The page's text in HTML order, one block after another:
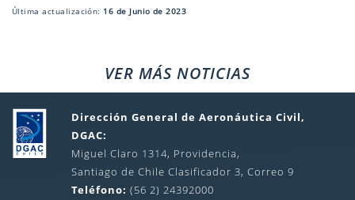
Última actualización: 16 de Junio de 2023
VER MÁS NOTICIAS
Dirección General de Aeronáutica Civil,
DGAC:
Miguel Claro 1314, Providencia,
Santiago de Chile Clasificador 3, Correo 9
Teléfono: (56 2) 24392000